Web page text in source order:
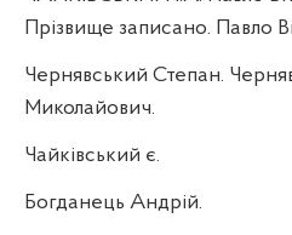
Прізвище записано. Павло
Чернявський Степан.
Миколайович.
Чайківський є.
Богданець Андрій.